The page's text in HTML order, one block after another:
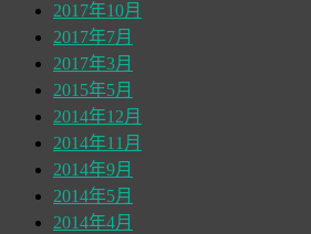
2017年10月
2017年7月
2017年3月
2015年5月
2014年12月
2014年11月
2014年9月
2014年5月
2014年4月